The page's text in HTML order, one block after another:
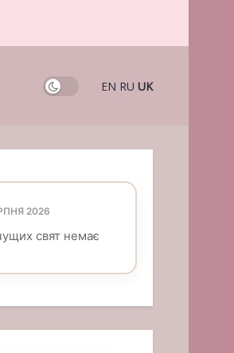
EN RU UK
2026
свят немає